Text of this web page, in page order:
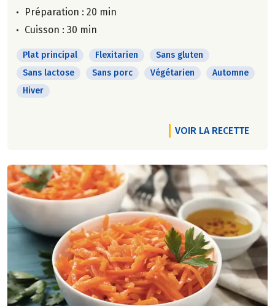
Préparation : 20 min
Cuisson : 30 min
Plat principal Flexitarien
Sans gluten
Sans lactose
Sans porc Végétarien
Automne
Hiver
VOIR LA RECETTE